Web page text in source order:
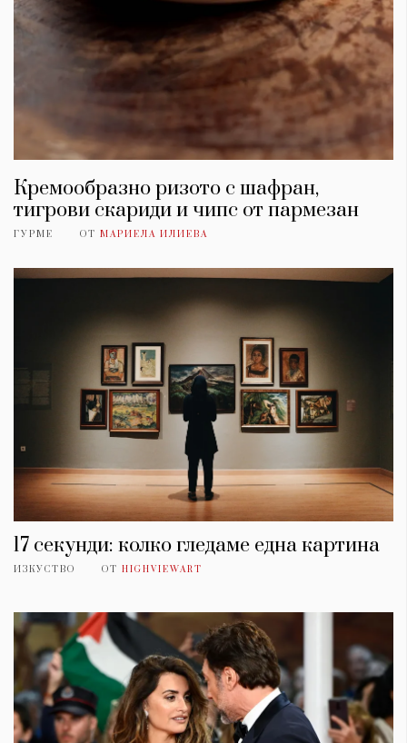
Кремообразно ризото с шафран,
тигрови скариди и чипс от пармезан
ГУРМЕ ОТ МАРИЕЛА ИЛИЕВА
17 секунди: колко гледаме една картина
ИЗКУСТВО ОТ HIGHVIEWART